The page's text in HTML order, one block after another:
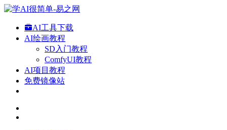
AI工具下载
AI绘画教程
SD入门教程
ComfyUI教程
AI项目教程
免费镜像站